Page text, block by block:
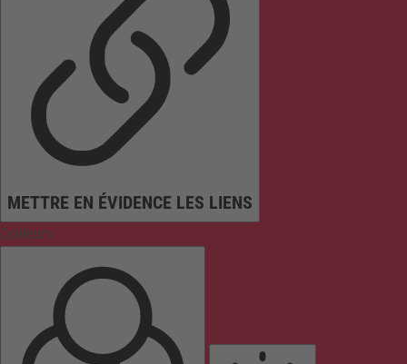
METTRE EN ÉVIDENCE LES LIENS
Couleurs